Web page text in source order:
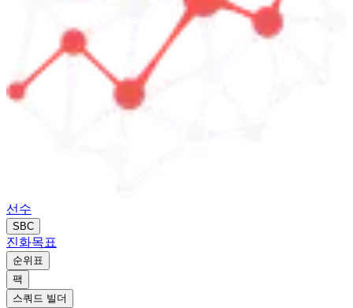
선수
SBC
진화목표
순위표
팩
스쿼드 빌더